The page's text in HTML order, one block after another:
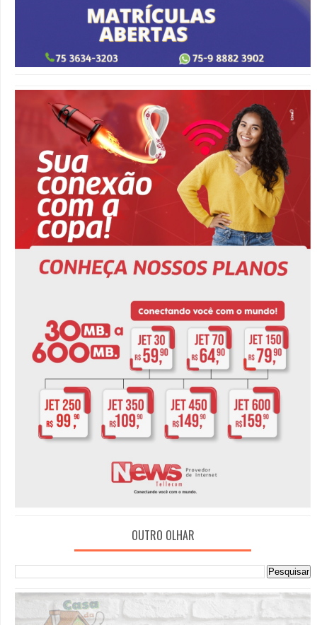
OUTRO OLHAR